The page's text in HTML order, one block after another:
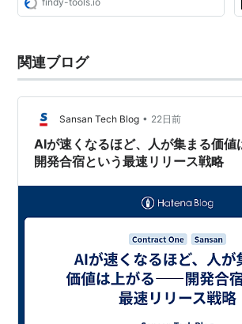
関連ブログ
Sansan Tech Blog • 22日前
AIが速くなるほど、人が集まる価
開発合宿という最速リリース戦略